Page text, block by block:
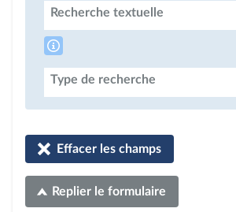
Recherche textuelle
Type de recherche
Effacer les champs
Replier le formulaire